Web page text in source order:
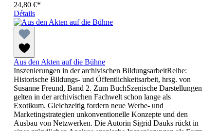
24,80 €*
Détails
Aus den Akten auf die Bühne
Inszenierungen in der archivischen BildungsarbeitReihe:
Historische Bildungs- und Öffentlichkeitsarbeit, hrsg. von
Susanne Freund, Band 2. Zum BuchSzenische Darstellungen
gelten in der archivischen Fachwelt schon lange als
Exotikum. Gleichzeitig fordern neue Werbe- und
Marketingstrategien unkonventionelle Konzepte und den
Ausbau von Netzwerken. Die Autorin Sigrid Dauks rückt in